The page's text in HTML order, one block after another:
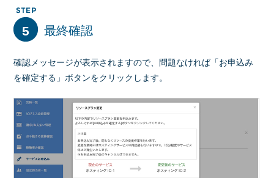
5 最終確認
確認メッセージが表示されますので、問題なければ「お申込み
を確定する」ボタンをクリックします。